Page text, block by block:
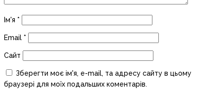
Ім'я *
Email *
Сайт
Зберегти моє ім'я, e-mail, та адресу сайту в цьому
браузері для моїх подальших коментарів.